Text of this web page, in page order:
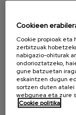
hiri
Hirien
daitezkeen
espazio
Cookieen
Cookie propioak
zerbitzuak
nabigazio-ohiturak
ondorioztatzeko,
gune batzuetan
eskaintzen dugun
sortzen duten atalei
webgunea eta zure
Cookie politika